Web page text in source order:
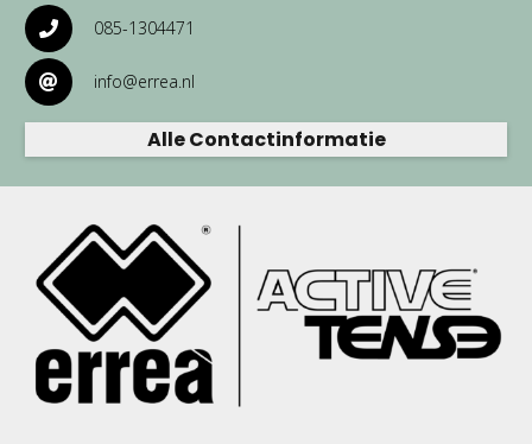
085-1304471
info@errea.nl
Alle Contactinformatie